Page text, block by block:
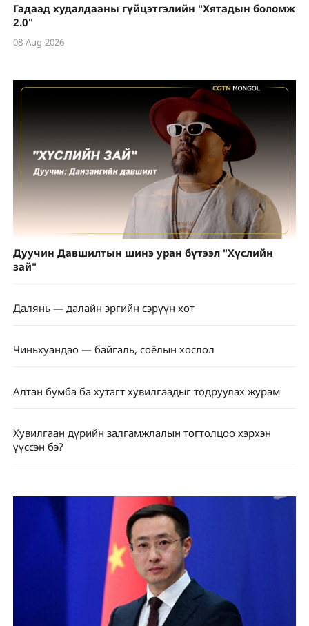
Гадаад худалдааны гүйцэтгэлийн "Хятадын боломж
2.0"
08-Aug-2026
Дуучин Давшилтын шинэ уран бүтээл "Хүслийн
зай"
Далянь — далайн эргийн сэрүүн хот
Чиньхуандао — байгаль, соёлын хослол
Алтан бумба ба хутагт хувилгаадыг тодруулах журам
Хувилгаан дүрийн залгамжлалын тогтолцоо хэрхэн
үүссэн бэ?